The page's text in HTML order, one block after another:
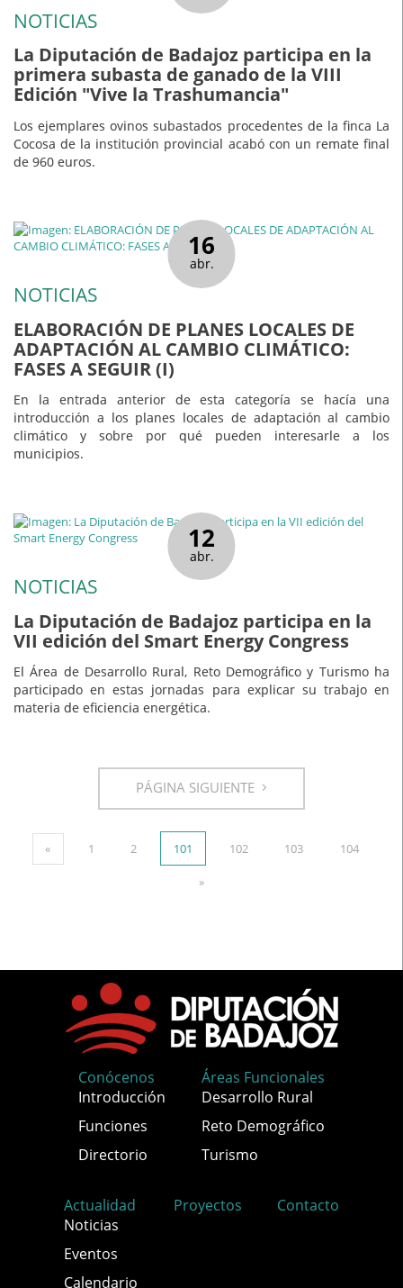
NOTICIAS
La Diputación de Badajoz participa en la
primera subasta de ganado de la VIII
Edición "Vive la Trashumancia"
Los ejemplares ovinos subastados procedentes de la finca La
Cocosa de la institución provincial acabó con un remate final
de 960 euros.
16
abr.
NOTICIAS
ELABORACIÓN DE PLANES LOCALES DE
ADAPTACIÓN AL CAMBIO CLIMÁTICO:
FASES A SEGUIR (I)
En la entrada anterior de esta categoría se hacía una
introducción a los planes locales de adaptación al cambio
climático y sobre por qué pueden interesarle a los
municipios.
12
abr.
NOTICIAS
La Diputación de Badajoz participa en la
VII edición del Smart Energy Congress
El Área de Desarrollo Rural, Reto Demográfico y Turismo ha
participado en estas jornadas para explicar su trabajo en
materia de eficiencia energética.
PÁGINA SIGUIENTE
« 1 2 101 102 103 104
»
Conócenos
Introducción
Funciones
Directorio
Áreas Funcionales
Desarrollo Rural
Reto Demográfico
Turismo
Actualidad
Noticias
Eventos
Calendario
Proyectos Contacto